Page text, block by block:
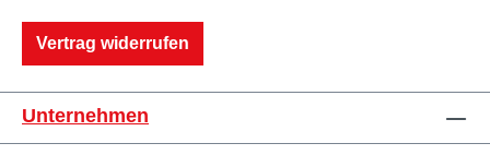
Vertrag widerrufen
Unternehmen